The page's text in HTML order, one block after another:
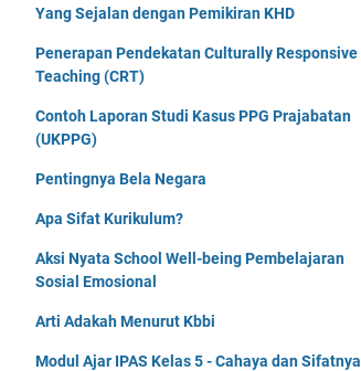
Yang Sejalan dengan Pemikiran KHD
Penerapan Pendekatan Culturally Responsive
Teaching (CRT)
Contoh Laporan Studi Kasus PPG Prajabatan
(UKPPG)
Pentingnya Bela Negara
Apa Sifat Kurikulum?
Aksi Nyata School Well-being Pembelajaran
Sosial Emosional
Arti Adakah Menurut Kbbi
Modul Ajar IPAS Kelas 5 - Cahaya dan Sifatnya